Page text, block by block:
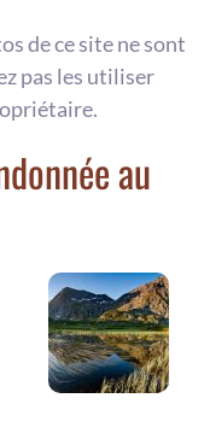
de ce site ne sont
pas les utiliser
au